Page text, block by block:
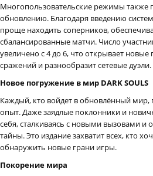
Многопользовательские режимы также
обновлению. Благодаря введению
проще находить соперников,
сбалансированные матчи. Число
увеличено с 4 до 6, что открывает
сражений и разнообразит сетевые дуэли.
Новое погружение в мир DARK SOULS
Каждый, кто войдет в обновлённый
опыт. Даже заядлые поклонники и
себя, сталкиваясь с новыми вызовами и
тайны. Это издание захватит всех, кто
обнаружить новые грани игры.
Покорение мира